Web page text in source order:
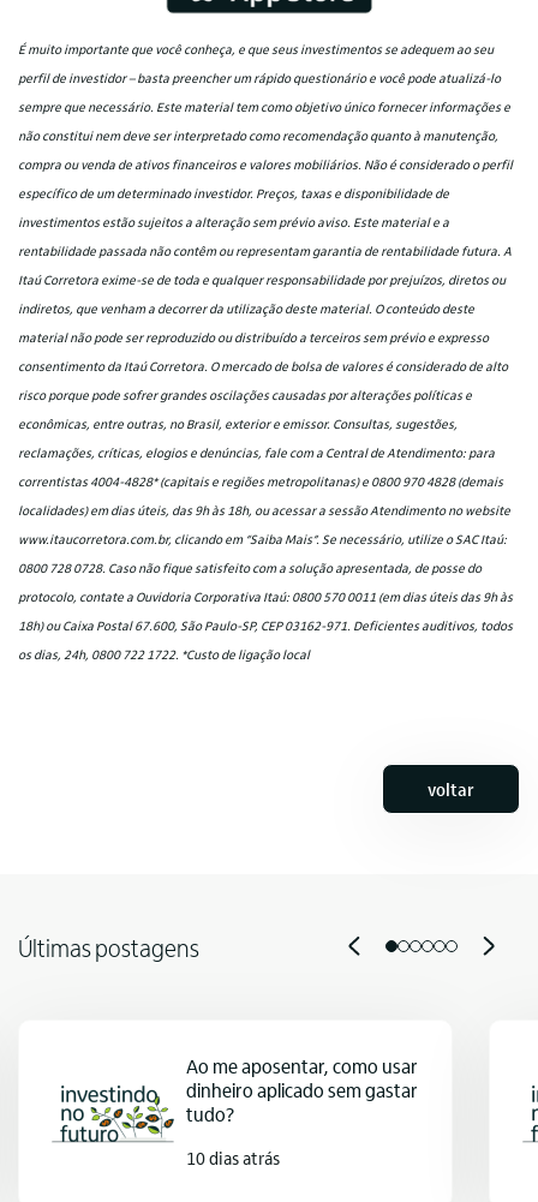
É muito importante que você conheça, e que seus investimentos se adequem ao seu
perfil de investidor – basta preencher um rápido questionário e você pode atualizá-lo
sempre que necessário. Este material tem como objetivo único fornecer informações e
não constitui nem deve ser interpretado como recomendação quanto à manutenção,
compra ou venda de ativos financeiros e valores mobiliários. Não é considerado o perfil
específico de um determinado investidor. Preços, taxas e disponibilidade de
investimentos estão sujeitos a alteração sem prévio aviso. Este material e a
rentabilidade passada não contêm ou representam garantia de rentabilidade futura. A
Itaú Corretora exime-se de toda e qualquer responsabilidade por prejuízos, diretos ou
indiretos, que venham a decorrer da utilização deste material. O conteúdo deste
material não pode ser reproduzido ou distribuído a terceiros sem prévio e expresso
consentimento da Itaú Corretora. O mercado de bolsa de valores é considerado de alto
risco porque pode sofrer grandes oscilações causadas por alterações políticas e
econômicas, entre outras, no Brasil, exterior e emissor. Consultas, sugestões,
reclamações, críticas, elogios e denúncias, fale com a Central de Atendimento: para
correntistas 4004-4828* (capitais e regiões metropolitanas) e 0800 970 4828 (demais
localidades) em dias úteis, das 9h às 18h, ou acessar a sessão Atendimento no website
www.itaucorretora.com.br, clicando em “Saiba Mais”. Se necessário, utilize o SAC Itaú:
0800 728 0728. Caso não fique satisfeito com a solução apresentada, de posse do
protocolo, contate a Ouvidoria Corporativa Itaú: 0800 570 0011 (em dias úteis das 9h às
18h) ou Caixa Postal 67.600, São Paulo-SP, CEP 03162-971. Deficientes auditivos, todos
os dias, 24h, 0800 722 1722. *Custo de ligação local
voltar
Últimas postagens
Ao me aposentar, como usar
dinheiro aplicado sem gastar
tudo?
10 dias atrás